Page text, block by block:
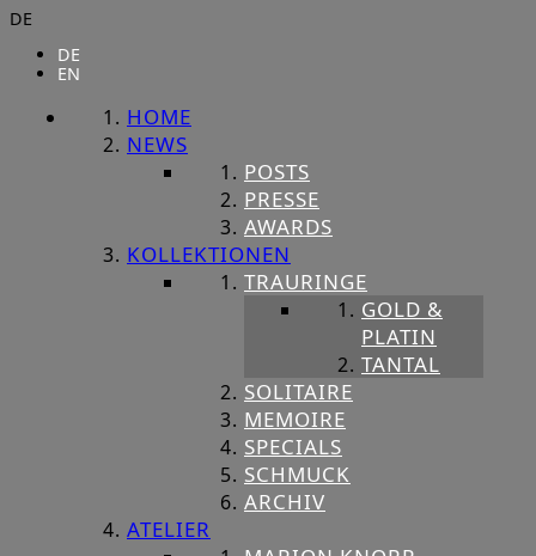
DE
DE
EN
HOME
NEWS
POSTS
PRESSE
AWARDS
KOLLEKTIONEN
TRAURINGE
GOLD &
PLATIN
TANTAL
SOLITAIRE
MEMOIRE
SPECIALS
SCHMUCK
ARCHIV
ATELIER